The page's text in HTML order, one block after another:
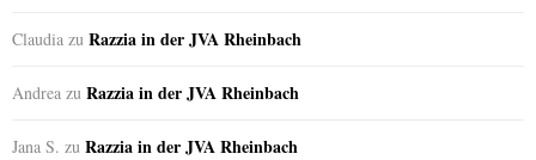
Claudia zu Razzia in der JVA Rheinbach
Andrea zu Razzia in der JVA Rheinbach
Jana S. zu Razzia in der JVA Rheinbach